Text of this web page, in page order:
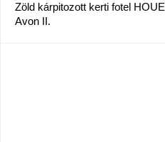
Zöld kárpitozott kerti fotel HOUE
Avon II.